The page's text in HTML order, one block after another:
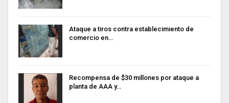
Ataque a tiros contra establecimiento de
comercio en…
Recompensa de $30 millones por ataque a
planta de AAA y…